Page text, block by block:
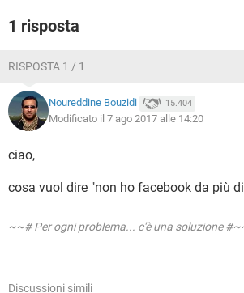
1 risposta
RISPOSTA 1 / 1
Noureddine Bouzidi 15.404
Modificato il 7 ago 2017 alle 14:20
ciao,
cosa vuol dire "non ho facebook da più
~~# Per ogni problema... c'è una soluzione
Discussioni simili